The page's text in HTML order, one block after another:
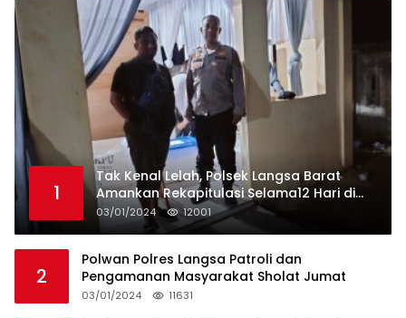
1
Tak Kenal Lelah, Polsek Langsa Barat
Amankan Rekapitulasi Selama12 Hari di
Kecamatan Baro
03/01/2024 12001
2
Polwan Polres Langsa Patroli dan
Pengamanan Masyarakat Sholat Jumat
03/01/2024 11631